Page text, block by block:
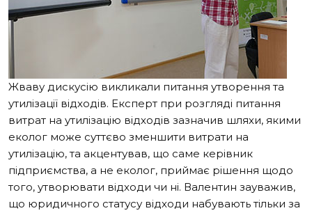
Жваву дискусію викликали питання утворення та
утилізації відходів. Експерт при розгляді питання
витрат на утилізацію відходів зазначив шляхи, якими
еколог може суттєво зменшити витрати на
утилізацію, та акцентував, що саме керівник
підприємства, а не еколог, приймає рішення щодо
того, утворювати відходи чи ні. Валентин зауважив,
що юридичного статусу відходи набувають тільки за